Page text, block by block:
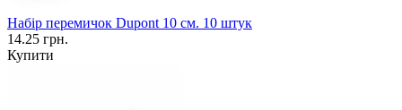
Набір перемичок Dupont 10 см. 10 штук
14.25 грн.
Купити